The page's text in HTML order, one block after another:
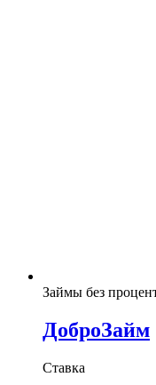
Займы без
ДоброЗайм
Ставка